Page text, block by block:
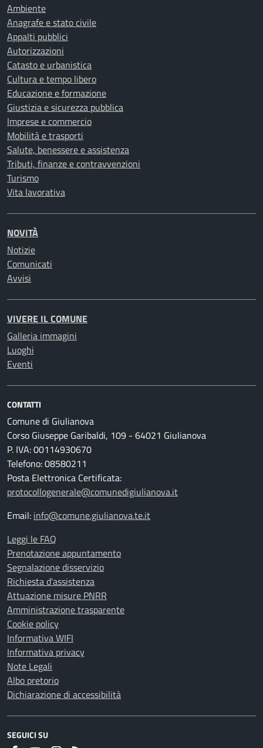
Ambiente
Anagrafe e stato civile
Appalti pubblici
Autorizzazioni
Catasto e urbanistica
Cultura e tempo libero
Educazione e formazione
Giustizia e sicurezza pubblica
Imprese e commercio
Mobilità e trasporti
Salute, benessere e assistenza
Tributi, finanze e contravvenzioni
Turismo
Vita lavorativa
NOVITÀ
Notizie
Comunicati
Avvisi
VIVERE IL COMUNE
Galleria immagini
Luoghi
Eventi
CONTATTI
Comune di Giulianova
Corso Giuseppe Garibaldi, 109 - 64021 Giulianova
P. IVA: 00114930670
Telefono: 08580211
Posta Elettronica Certificata:
protocollogenerale@comunedigiulianova.it
Email: info@comune.giulianova.te.it
Leggi le FAQ
Prenotazione appuntamento
Segnalazione disservizio
Richiesta d'assistenza
Attuazione misure PNRR
Amministrazione trasparente
Cookie policy
Informativa WIFI
Informativa privacy
Note Legali
Albo pretorio
Dichiarazione di accessibilità
SEGUICI SU